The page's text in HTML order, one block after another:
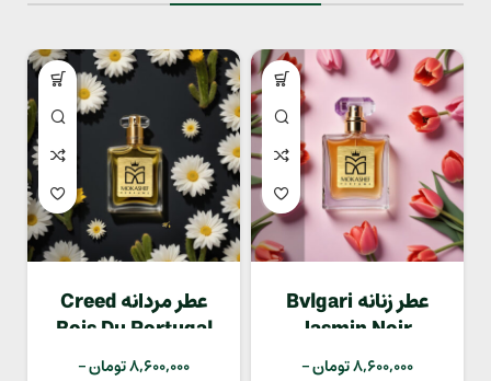
عطر زنانه Bvlgari
Jasmin Noir
8,600,000تومان–
عطر مردانه Creed
Bois Du Portugal
8,600,000تومان–